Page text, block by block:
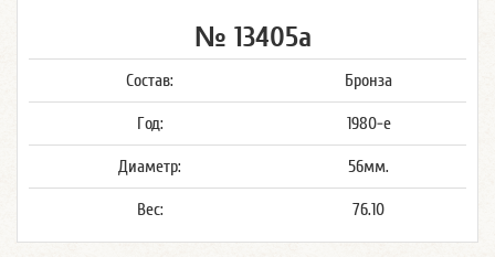
№ 13405а
Состав: Бронза
Год: 1980-е
Диаметр: 56мм.
Вес: 76.10